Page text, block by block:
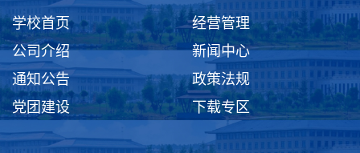
学校首页
公司介绍
通知公告
党团建设
经营管理
新闻中心
政策法规
下载专区